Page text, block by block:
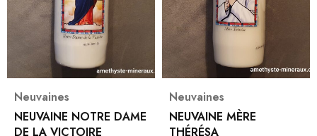
Neuvaines
NEUVAINE NOTRE DAME
DE LA VICTOIRE
Neuvaines
NEUVAINE MÈRE
THÉRÉSA